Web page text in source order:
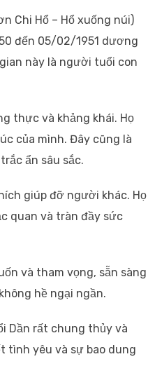
Chi Hổ – Hổ xuống núi)
đến 05/02/1951 dương
này là người tuổi con
thực và khảng khái. Họ
của mình. Đây cũng là
ẩn sâu sắc.
giúp đỡ người khác. Họ
quan và tràn đầy sức
và tham vọng, sẵn sàng
hề ngại ngần.
Dần rất chung thủy và
tình yêu và sự bao dung